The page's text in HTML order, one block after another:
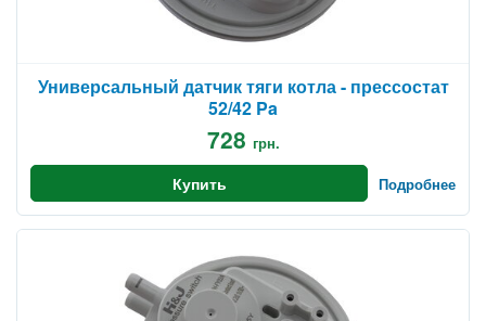
Универсальный датчик тяги котла - прессостат
52/42 Pa
728 грн.
Купить Подробнее